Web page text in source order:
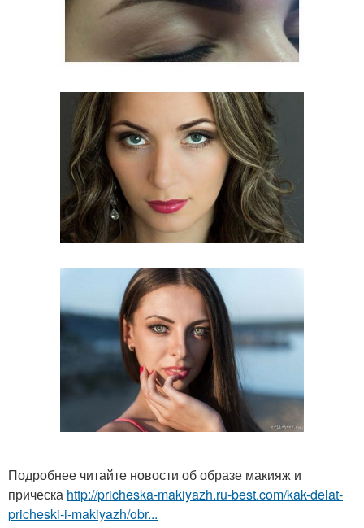
Подробнее читайте новости об образе макияж и
прическа http://pricheska-makiyazh.ru-best.com/kak-delat-
pricheski-i-makiyazh/obr...